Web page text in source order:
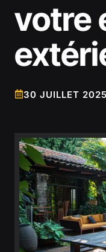
votre
30 JUILLET 2025